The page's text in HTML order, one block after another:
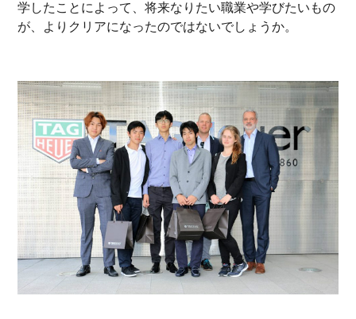
学したことによって、将来なりたい職業や学びたいもの
が、よりクリアになったのではないでしょうか。